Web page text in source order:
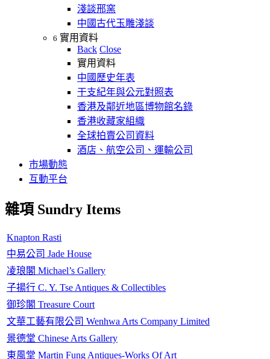
淺談邢窯
中國古代玉雕淺談
6 實用資料
Back Close
實用資料
中國歷史年表
干支紀年與公元對照表
香港及鄰近地區博物館名錄
香港收藏家組織
全球拍賣公司資料
酒店、航空公司、運輸公司
市場動態
互動平台
雜項 Sundry Items
Knapton Rasti
中易公司 Jade House
凌琅閣 Michael’s Gallery
子揚行 C. Y. Tse Antiques & Collectibles
御珍閣 Treasure Court
文華工藝有限公司 Wenhwa Arts Company Limited
景德堂 Chinese Arts Gallery
東風堂 Martin Fung Antiques-Works Of Art